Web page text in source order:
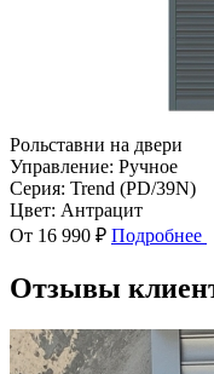
Рольставни на двери
Управление: Ручное
Серия: Trend (PD/39N)
Цвет: Антрацит
От 16 990 ₽ Подробнее
Отзывы